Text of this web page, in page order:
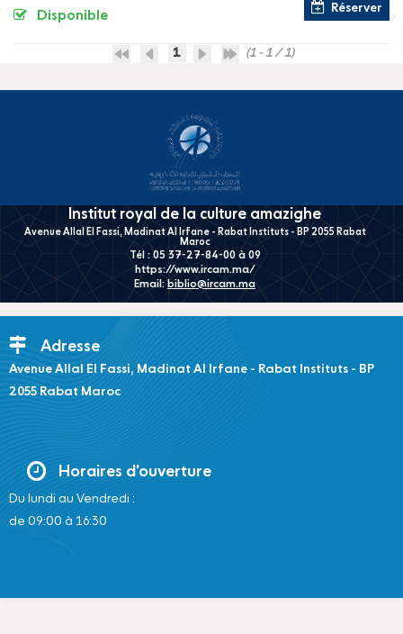
Réserver
Disponible
1 (1 - 1 / 1)
Institut royal de la culture amazighe
Avenue Allal El Fassi, Madinat Al Irfane - Rabat Instituts - BP 2055 Rabat
Maroc
Tél : 05 37-27-84-00 à 09
https://www.ircam.ma/
Email: biblio@ircam.ma
Adresse
Avenue Allal El Fassi, Madinat Al Irfane - Rabat Instituts - BP
2055 Rabat Maroc
Horaires d'ouverture
Du lundi au Vendredi :
de 09:00 à 16:30